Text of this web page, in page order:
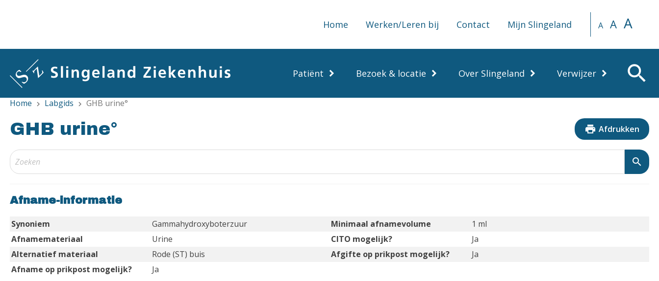
Home Werken/Leren bij Contact Mijn Slingeland A A A
Patiënt Bezoek & locatie Over Slingeland Verwijzer search
Home chevron_right Labgids chevron_right GHB urine°
GHB urine° print Afdrukken
search
Afname-informatie
Synoniem Gammahydroxyboterzuur Minimaal afnamevolume
1 ml
Afnamemateriaal
Urine CITO mogelijk?
Ja
Alternatief materiaal
Rode (ST) buis Afgifte op prikpost mogelijk?
Ja
Afname op prikpost mogelijk?
Ja